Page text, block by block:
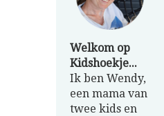
Welkom op
Kidshoekje...
Ik ben Wendy,
een mama van
twee kids en